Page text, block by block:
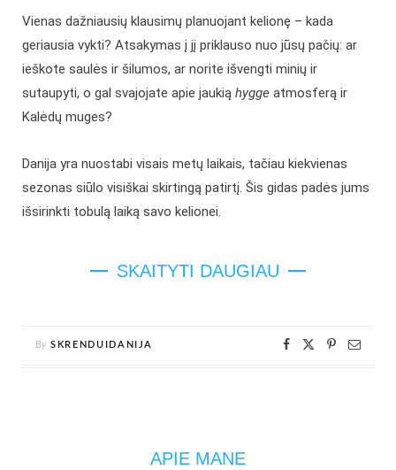
Vienas dažniausių klausimų planuojant kelionę – kada
geriausia vykti? Atsakymas į jį priklauso nuo jūsų pačių: ar
ieškote saulės ir šilumos, ar norite išvengti minių ir
sutaupyti, o gal svajojate apie jaukią hygge atmosferą ir
Kalėdų muges?
Danija yra nuostabi visais metų laikais, tačiau kiekvienas
sezonas siūlo visiškai skirtingą patirtį. Šis gidas padės jums
išsirinkti tobulą laiką savo kelionei.
SKAITYTI DAUGIAU
By SKRENDUIDANIJA
APIE MANE